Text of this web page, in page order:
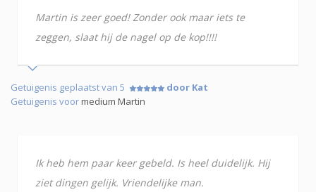
Martin is zeer goed! Zonder ook maar iets te
zeggen, slaat hij de nagel op de kop!!!!
Getuigenis geplaatst van 5
door Kat
Getuigenis voormedium Martin
Ik heb hem paar keer gebeld. Is heel duidelijk. Hij
ziet dingen gelijk. Vriendelijke man.